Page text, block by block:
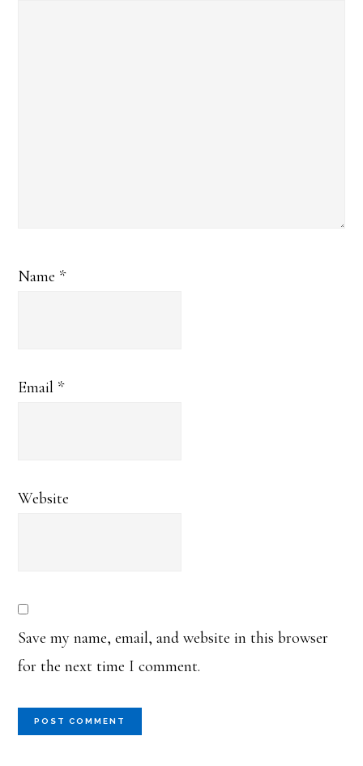
Name *
Email *
Website
Save my name, email, and website in this browser
for the next time I comment.